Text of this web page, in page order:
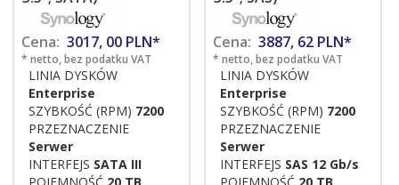
Cena: 3017, 00 PLN*
* netto, bez podatku VAT
LINIA DYSKÓW
Enterprise
SZYBKOŚĆ (RPM) 7200
PRZEZNACZENIE
Serwer
INTERFEJS SATA III
Cena: 3887, 62 PLN*
* netto, bez podatku VAT
LINIA DYSKÓW
Enterprise
SZYBKOŚĆ (RPM) 7200
PRZEZNACZENIE
Serwer
INTERFEJS SAS 12 Gb/s